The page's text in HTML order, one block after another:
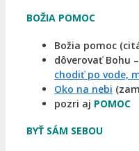
BOŽIA POMOC
Božia pomoc
dôverovať Bohu
chodiť po vode,
Oko na nebi
pozri aj POMOC
BYŤ SÁM SEBOU